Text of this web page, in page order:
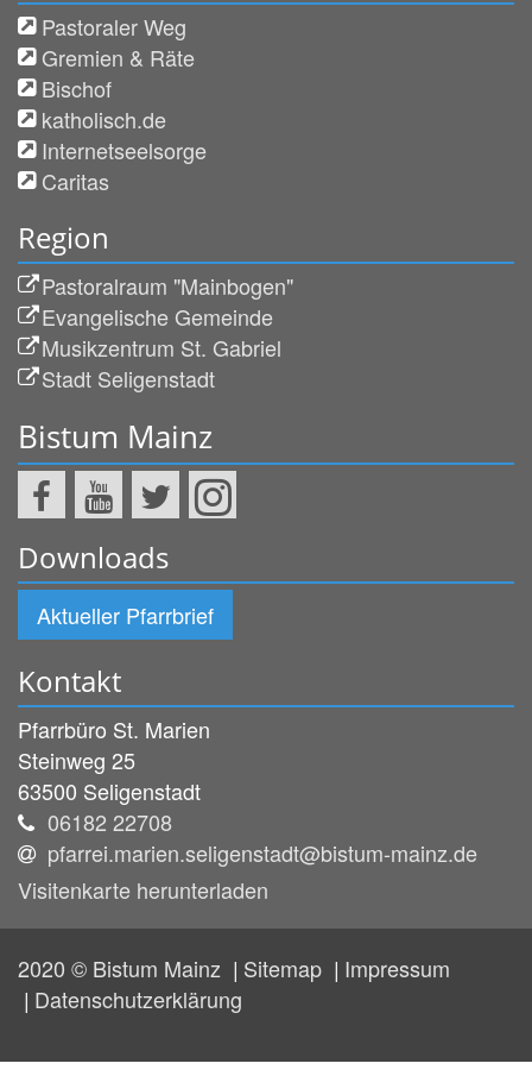
Pastoraler Weg
Gremien & Räte
Bischof
katholisch.de
Internetseelsorge
Caritas
Region
Pastoralraum "Mainbogen"
Evangelische Gemeinde
Musikzentrum St. Gabriel
Stadt Seligenstadt
Bistum Mainz
Downloads
Aktueller Pfarrbrief
Kontakt
Pfarrbüro St. Marien
Steinweg 25
63500 Seligenstadt
06182 22708
pfarrei.marien.seligenstadt@bistum-mainz.de
Visitenkarte herunterladen
2020 © Bistum Mainz Sitemap
Impressum
Datenschutzerklärung